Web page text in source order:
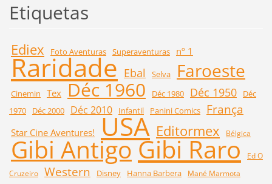
Etiquetas
Ediex Foto Aventuras Superaventuras nº 1
Raridade Ebal Selva Faroeste
Cinemin Tex Déc 1960 Déc 1980 Déc 1950
Déc
1970
Déc 2000 Déc 2010 Infantil Panini Comics França
Star Cine Aventures! USA Editormex Bélgica
Gibi AntigoGibi Raro
Ed O
Cruzeiro Western Disney Hanna Barbera
Mané Marmota